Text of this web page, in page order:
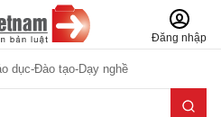
Đăng nhập
dục-Đào tạo-Dạy nghề